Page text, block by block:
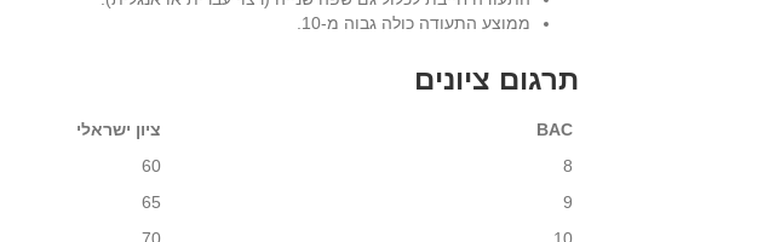
ממוצע התעודה כולה גבוה מ-10.
תרגום ציונים
BAC
ציון ישראלי
8
60
9
65